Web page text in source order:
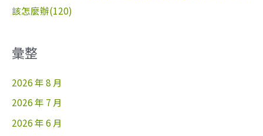
該怎麼辦(120)
彙整
2026 年 8 月
2026 年 7 月
2026 年 6 月